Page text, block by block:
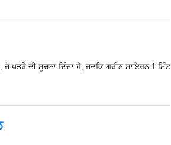
ਖਤਰੇ ਦੀ ਸੂਚਨਾ ਦਿੰਦਾ ਹੈ, ਜਦਕਿ ਗਰੀਨ ਸਾਇਰਨ 1 ਮਿੰਟ